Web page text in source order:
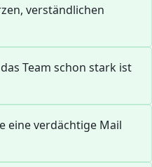
verständlichen
Team schon stark ist
eine verdächtige Mail